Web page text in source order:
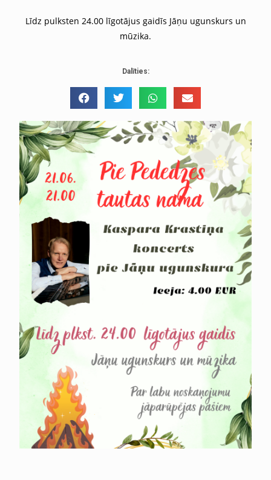
Līdz pulksten 24.00 līgotājus gaidīs Jāņu ugunskurs un
mūzika.
Dalīties: